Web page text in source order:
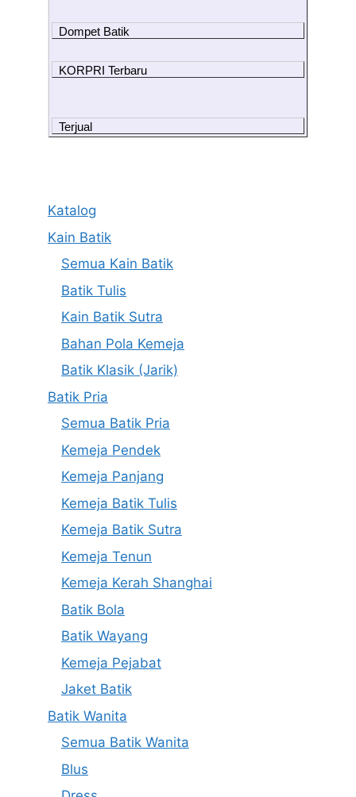
Dompet Batik
KORPRI Terbaru
Terjual
Katalog
Kain Batik
Semua Kain Batik
Batik Tulis
Kain Batik Sutra
Bahan Pola Kemeja
Batik Klasik (Jarik)
Batik Pria
Semua Batik Pria
Kemeja Pendek
Kemeja Panjang
Kemeja Batik Tulis
Kemeja Batik Sutra
Kemeja Tenun
Kemeja Kerah Shanghai
Batik Bola
Batik Wayang
Kemeja Pejabat
Jaket Batik
Batik Wanita
Semua Batik Wanita
Blus